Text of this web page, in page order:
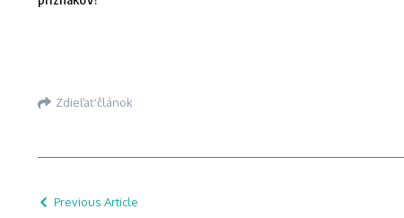
Zdieľať článok
Previous Article